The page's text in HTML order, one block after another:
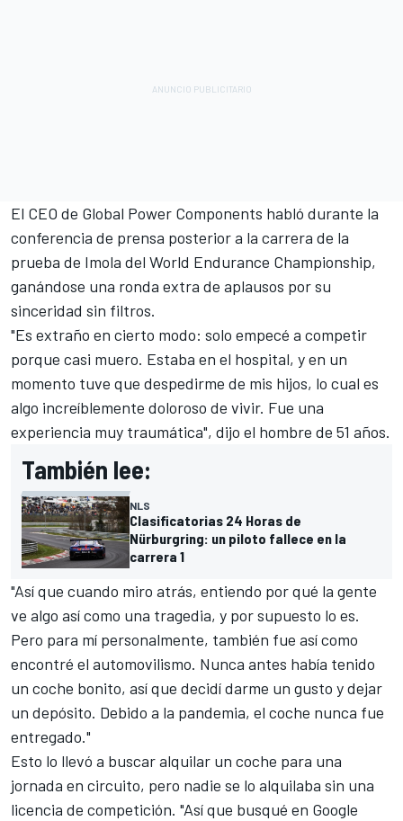
El CEO de Global Power Components habló durante la
conferencia de prensa posterior a la carrera de la
prueba de Imola del World Endurance Championship,
ganándose una ronda extra de aplausos por su
sinceridad sin filtros.
"Es extraño en cierto modo: solo empecé a competir
porque casi muero. Estaba en el hospital, y en un
momento tuve que despedirme de mis hijos, lo cual es
algo increíblemente doloroso de vivir. Fue una
experiencia muy traumática", dijo el hombre de 51 años.
También lee:
NLS
Clasificatorias 24 Horas de
Nürburgring: un piloto fallece en la
carrera 1
"Así que cuando miro atrás, entiendo por qué la gente
ve algo así como una tragedia, y por supuesto lo es.
Pero para mí personalmente, también fue así como
encontré el automovilismo. Nunca antes había tenido
un coche bonito, así que decidí darme un gusto y dejar
un depósito. Debido a la pandemia, el coche nunca fue
entregado."
Esto lo llevó a buscar alquilar un coche para una
jornada en circuito, pero nadie se lo alquilaba sin una
licencia de competición. "Así que busqué en Google